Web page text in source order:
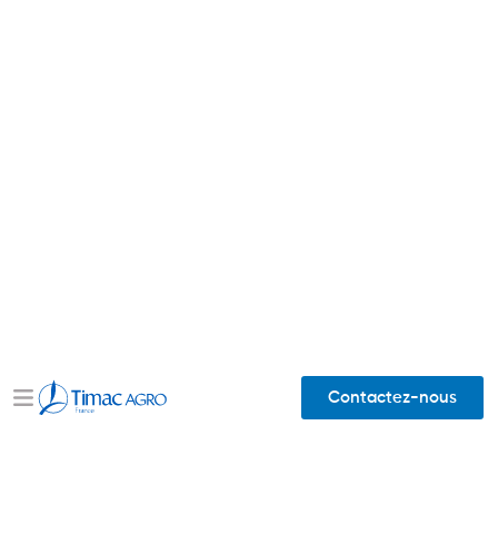
Contactez-nous